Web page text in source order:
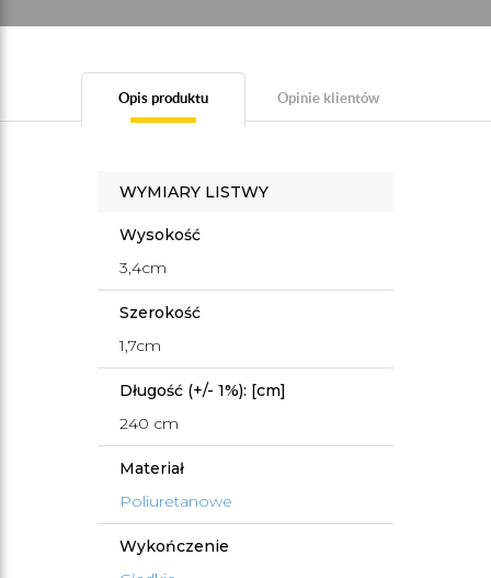
Opis produktu Opinie klientów
WYMIARY LISTWY
Wysokość
3,4cm
Szerokość
1,7cm
Długość (+/- 1%): [cm]
240 cm
Materiał
Poliuretanowe
Wykończenie